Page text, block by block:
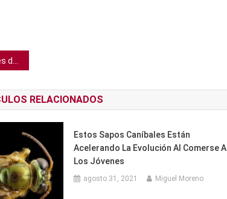
autopista
RELACIONADOS
Estos Sapos Caníbales Están
Acelerando La Evolución Al Comerse A
Los Jóvenes
agosto 31, 2021 Miguel Moreno